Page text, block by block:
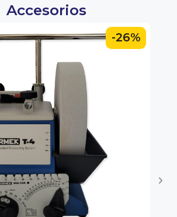
Accesorios
-26%